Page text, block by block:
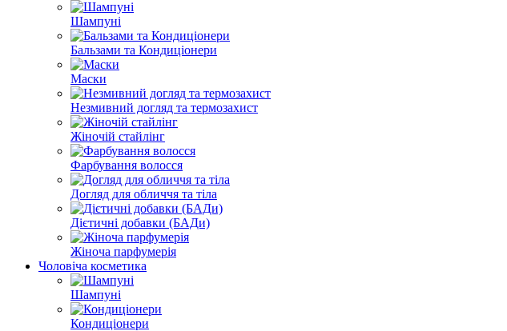
Шампуні
Бальзами та Кондиціонери
Маски
Незмивний догляд та термозахист
Жіночій стайлінг
Фарбування волосся
Догляд для обличчя та тіла
Дієтичні добавки (БАДи)
Жіноча парфумерія
Чоловіча косметика
Шампуні
Кондиціонери